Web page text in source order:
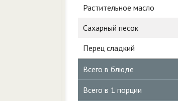
Растительное масло
Сахарный песок
Перец сладкий
Всего в блюде
Всего в 1 порции